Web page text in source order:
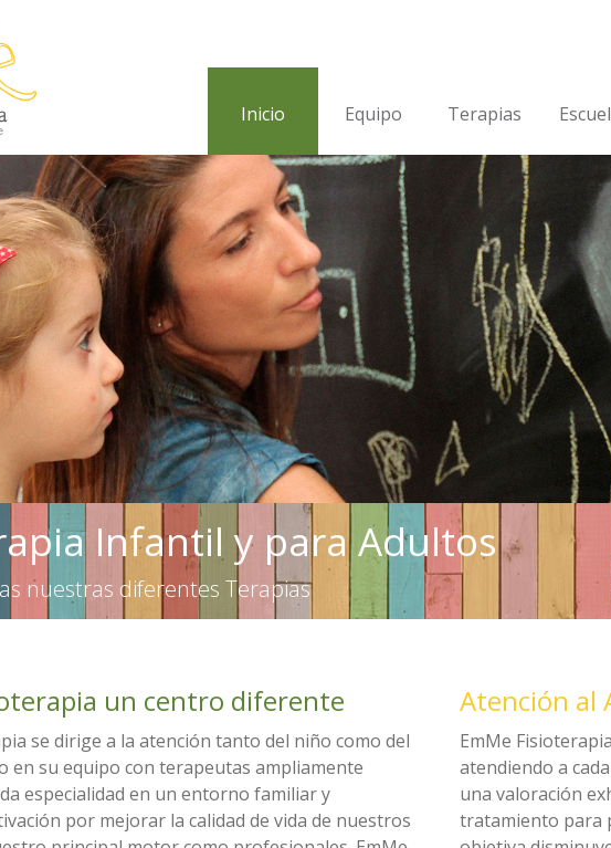
Inicio Equipo Terapias
Infantil y para Adultos
nuestras diferentes Terapias
un centro diferente
se dirige a la atención tanto del niño como del
en su equipo con terapeutas ampliamente
especialidad en un entorno familiar y
por mejorar la calidad de vida de nuestros
Atención al
EmMe
atendiendo a
una valoración
tratamiento para